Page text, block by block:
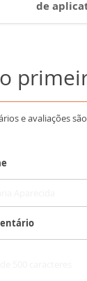
de
e avaliações